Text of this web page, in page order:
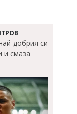
добрия си
и смаза